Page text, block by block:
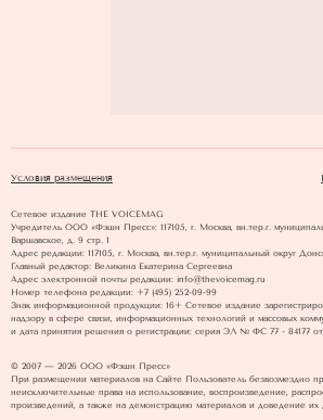
Условия размещения
Сетевое издание THE VOICEMAG
Учредитель ООО «Фэшн Пресс»: 117105, г. Москва, вн.тер.г.
Варшавское, д. 9 стр. 1
Адрес редакции: 117105, г. Москва, вн.тер.г. муниципальный округ
Главный редактор: Великина Екатерина Сергеевна
Адрес электронной почты редакции: info@thevoicemag.ru
Номер телефона редакции: +7 (495) 252-09-99
Знак информационной продукции: 16+ Cетевое издание
надзору в сфере связи, информационных технологий и массовых
и дата принятия решения о регистрации: серия ЭЛ № ФС 77 - 84177 от
© 2007 — 2026 ООО «Фэшн Пресс»
При размещении материалов на Сайте Пользователь безвозмездно
неисключительные права на использование, воспроизведение,
произведений, а также на демонстрацию материалов и доведение их